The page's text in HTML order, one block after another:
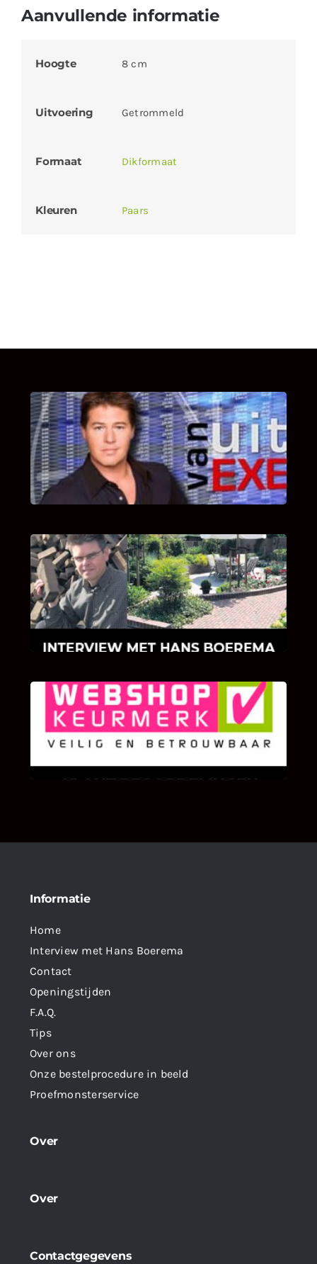
Aanvullende informatie
Hoogte 8 cm
Uitvoering Getrommeld
Formaat Dikformaat
Kleuren Paars
UITSTEL VAN EXECUTIE
Bekijk hier de fragmenten van de deelname
van Bricks and Stones aan dit programma.
INTERVIEW MET HANS BOEREMA
Hoe Bricks and Stones ontstaan is en wat
Hans Boerema motiveert in de wereld van
klinkers en tegels!
KLANT BEOORDELINGEN
We zijn er zeer op gesteld om te weten wat u
als klant van ons en onze diensten vindt.
Informatie
Home
Interview met Hans Boerema
Contact
Openingstijden
F.A.Q.
Tips
Over ons
Onze bestelprocedure in beeld
Proefmonsterservice
Over
Over
Contactgegevens